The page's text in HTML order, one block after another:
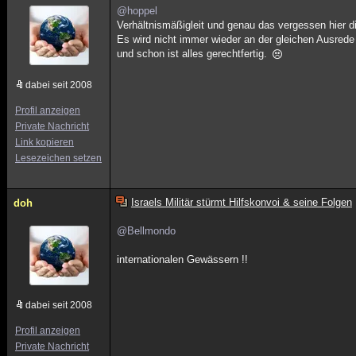
dabei seit 2008
Profil anzeigen
Private Nachricht
Link kopieren
Lesezeichen setzen
@hoppel
Verhältnismäßigleit und genau das vergessen hier
Es wird nicht immer wieder an der gleichen
und schon ist alles gerechtfertig.
doh
dabei seit 2008
Profil anzeigen
Private Nachricht
Israels Militär stürmt Hilfskonvoi & seine Folgen
@Bellmondo
internationalen Gewässern !!